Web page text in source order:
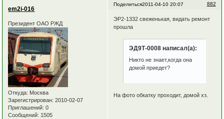
Поделиться 882
2011-04-10 20:07
em2i-016
Президент ОАО РЖД
Откуда: Москва
Зарегистрирован: 2010-02-07
Приглашений: 0
Сообщений: 1505
ЭР2-1332 свеженькая, видать ремонт
прошла
ЭД9Т-0008 написал(а):
Никто не знает,когда она
домой приедет?
На фото обкатку проходит, домой хз.